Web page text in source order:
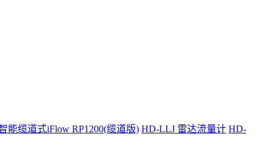
能缆道式iFlow RP1200(缆道版) HD-LLJ 雷达流量计 HD-